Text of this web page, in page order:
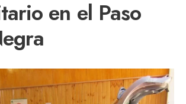
en el Paso